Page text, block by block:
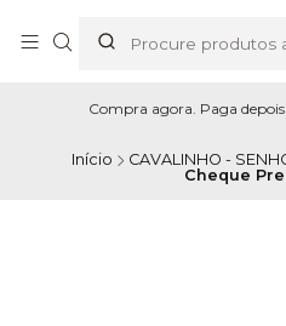
Compra agora. Paga
Início CAVALINHO -
Cheque